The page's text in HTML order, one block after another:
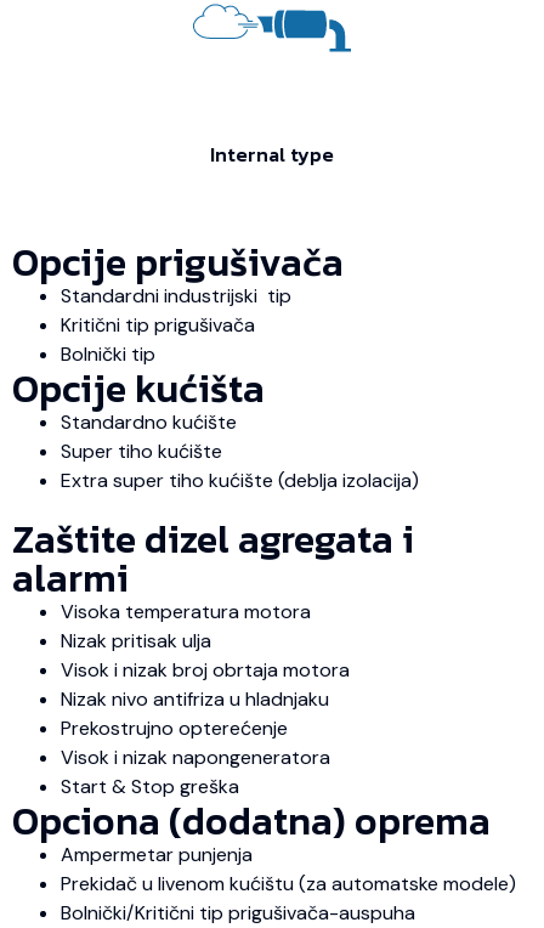
Internal type
Opcije prigušivača
Standardni industrijski tip
Kritični tip prigušivača
Bolnički tip
Opcije kućišta
Standardno kućište
Super tiho kućište
Extra super tiho kućište (deblja izolacija)
Zaštite dizel agregata i
alarmi
Visoka temperatura motora
Nizak pritisak ulja
Visok i nizak broj obrtaja motora
Nizak nivo antifriza u hladnjaku
Prekostrujno opterećenje
Visok i nizak napongeneratora
Start & Stop greška
Opciona (dodatna) oprema
Ampermetar punjenja
Prekidač u livenom kućištu (za automatske modele)
Bolnički/Kritični tip prigušivača-auspuha